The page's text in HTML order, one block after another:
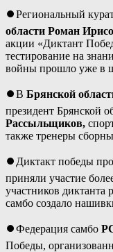
⏺Региональный
области Роман
акции «Диктант
тестирование на
войны прошло уже в
⏺В Брянской
президент Брянской
Рассыльщиков,
также тренеры
⏺Диктакт победы
приняли участие
участников диктанта
самбо создало
⏺Федерация самбо
Победы,